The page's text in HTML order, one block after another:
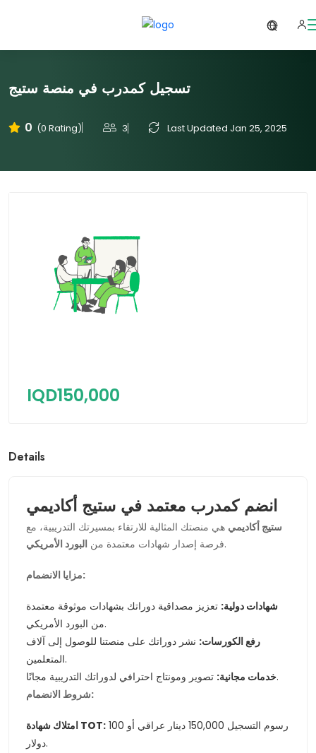
تسجيل كمدرب في منصة ستيج
0 (0 Rating) 3 Last Updated Jan 25, 2025
Details
انضم كمدرب معتمد في ستيج أكاديمي
ستيج أكاديمي هي منصتك المثالية للارتقاء بمسيرتك التدريبية، مع
فرصة إصدار شهادات معتمدة من البورد الأمريكي .
مزايا الانضمام:
شهادات دولية: تعزيز مصداقية دوراتك بشهادات موثوقة معتمدة
من البورد الأمريكي.
رفع الكورسات: نشر دوراتك على منصتنا للوصول إلى آلاف
المتعلمين.
خدمات مجانية:تصوير ومونتاج احترافي لدوراتك التدريبية مجانًا.
شروط الانضمام:
امتلاك شهادة TOT:
دولار.
IQD150,000